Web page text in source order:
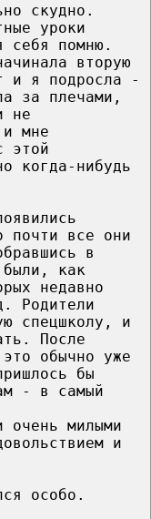
скудно.
уроки
себя помню.
вторую
и я подросла -
за плечами,
не
мне
этой
когда-нибудь
почти все они
в
как
недавно
Родители
спецшколу, и
После
обычно уже
бы
- в самый
очень милыми
и
особо.